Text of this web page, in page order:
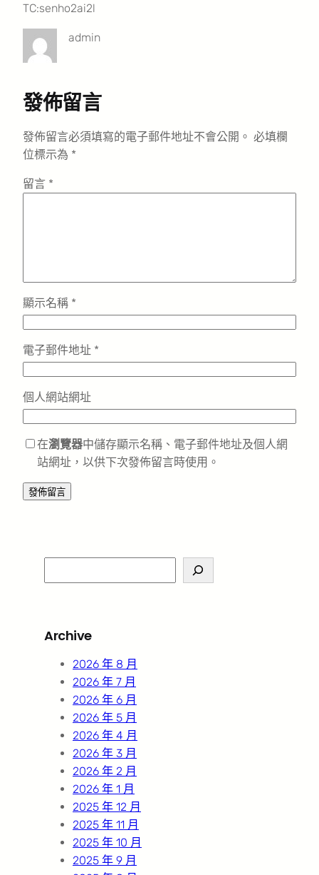
TC:senho2ai2l
admin
發佈留言
發佈留言必須填寫的電子郵件地址不會公開。 必填欄
位標示為 *
留言 *
顯示名稱 *
電子郵件地址 *
個人網站網址
在瀏覽器中儲存顯示名稱、電子郵件地址及個人網
站網址，以供下次發佈留言時使用。
e
c
Archive
2026 年 8 月
2026 年 7 月
2026 年 6 月
2026 年 5 月
2026 年 4 月
2026 年 3 月
2026 年 2 月
2026 年 1 月
2025 年 12 月
2025 年 11 月
2025 年 10 月
2025 年 9 月